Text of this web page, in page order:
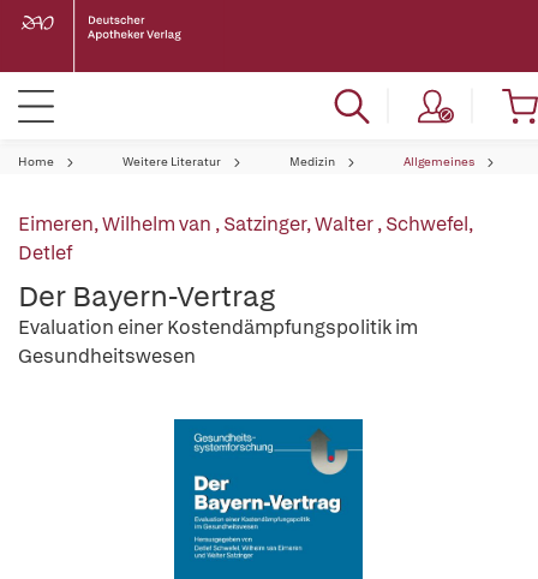
Home Weitere Literatur Medizin Allgemeines
Eimeren, Wilhelm van ,Satzinger, Walter,Schwefel,
Detlef
Der Bayern-Vertrag
Evaluation einer Kostendämpfungspolitik im
Gesundheitswesen